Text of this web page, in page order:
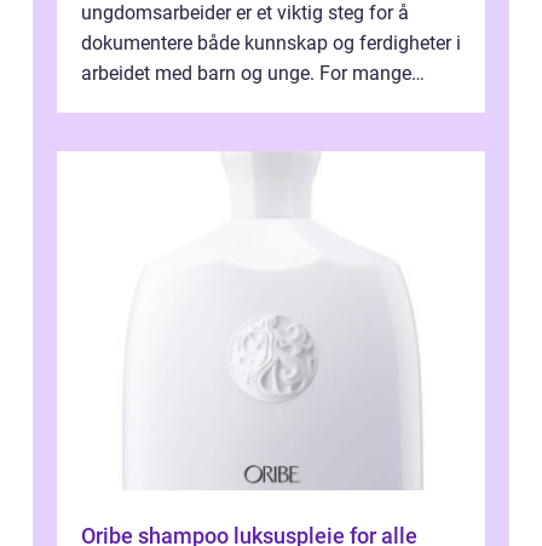
ungdomsarbeider er et viktig steg for å
dokumentere både kunnskap og ferdigheter i
arbeidet med barn og unge. For mange
Oribe shampoo luksuspleie for alle